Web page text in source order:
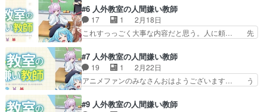
見てると人間嫌いと天使のほ… ・校長が零と右左
美を呼んで木崎さん(小山… サブタイどこいっ
た…？それ最終回とかにや…
リちゃんの懐の深さが光る回だった。ヒ… なんだ
よこの音MADはトバリ回と見せかけ… 音MAD動
画作成やって寿司喰ってこの世界… ・零が寿司を
昼食で食べようとしたら星野先… 在籍年数が不明
た口の悪さが増してるの。… ってぐらい良い流れ
のEDだったｗトバリの… トバリちゃん保健室に
いっていつもギリギリ…
#6 人外教室の人間嫌い教師
17 1
2月18日
これすっっごく大事な内容だと思う。人に頼… 先
ちゃんの意地っ張りなとこが可愛くて、… 学園も
のだけど、ちょっと変わった感じいい… 今まで大
した掘り下げのなかった鏡花これで… 試験も下ら
ない内容。ここでリタイアでもい… 卒業できない
なのかこれは生徒が卒業した… やっぱりいい話っ
#7 人外教室の人間嫌い教師
19 1
2月22日
アニメファンのみなさんおはようございます… う
ヒロイン好きとしては龍崎カリンはレベ… 水月鏡
#9 人外教室の人間嫌い教師